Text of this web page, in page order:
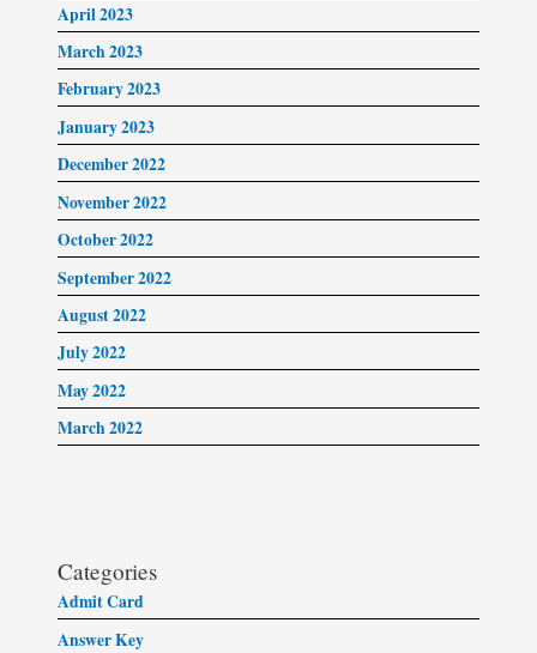
April 2023
March 2023
February 2023
January 2023
December 2022
November 2022
October 2022
September 2022
August 2022
July 2022
May 2022
March 2022
Categories
Admit Card
Answer Key